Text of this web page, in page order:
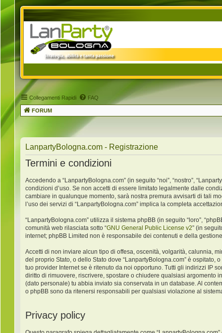
Collegamenti Rapidi FAQ
FORUM
LanpartyBologna.com - Registrazione
Termini e condizioni
Accedendo a “LanpartyBologna.com” (in seguito “noi”, “nostro”,
condizioni d’uso. Se non accetti di essere limitato legalmente dalle
cambiare in qualunque momento, sarà nostra premura avvisarti di tali
l’uso dei servizi di “LanpartyBologna.com” implica la completa
“LanpartyBologna.com” utilizza il sistema phpBB (in seguito “loro”,
comunità web rilasciata sotto “GNU General Public License v2” (in
internet; phpBB Limited non è responsabile dei contenuti e della
Accetti di non inviare alcun tipo di offesa, oscenità, volgarità, calunnia,
del proprio Stato, o dello Stato dove “LanpartyBologna.com” è
tuo provider Internet se è ritenuto da noi opportuno. Tutti gli indirizzi IP
diritto di rimuovere, riscrivere, spostare o chiudere qualsiasi argomento
(dato personale) tu abbia inviato sia conservata in un database. Al
o phpBB sono da ritenersi responsabili per qualsiasi violazione al
Privacy policy